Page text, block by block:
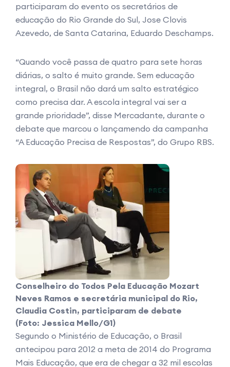
participaram do evento os secretários de
educação do Rio Grande do Sul, Jose Clovis
Azevedo, de Santa Catarina, Eduardo Deschamps.
“Quando você passa de quatro para sete horas
diárias, o salto é muito grande. Sem educação
integral, o Brasil não dará um salto estratégico
como precisa dar. A escola integral vai ser a
grande prioridade”, disse Mercadante, durante o
debate que marcou o lançamendo da campanha
“A Educação Precisa de Respostas”, do Grupo RBS.
Conselheiro do Todos Pela Educação Mozart
Neves Ramos e secretária municipal do Rio,
Claudia Costin, participaram de debate
(Foto: Jessica Mello/G1)
Segundo o Ministério de Educação, o Brasil
antecipou para 2012 a meta de 2014 do Programa
Mais Educação, que era de chegar a 32 mil escolas